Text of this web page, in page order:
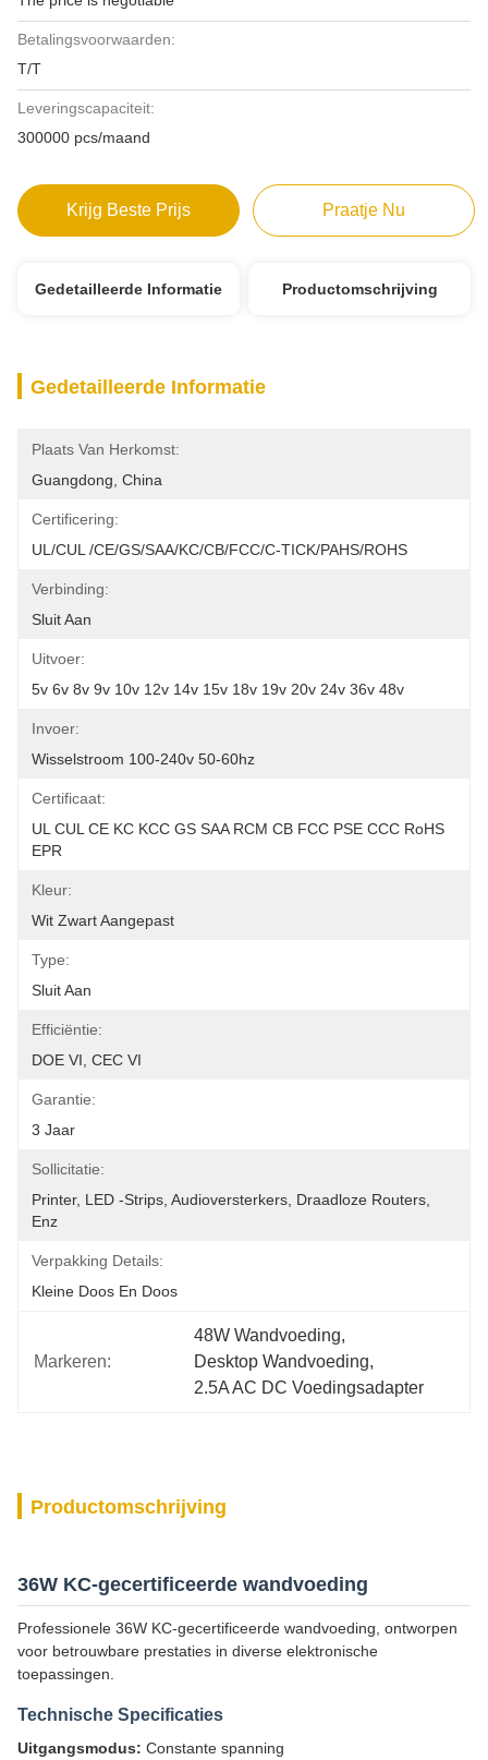
Betalingsvoorwaarden:
T/T
Leveringscapaciteit:
300000 pcs/maand
Krijg Beste Prijs Praatje Nu
Gedetailleerde Informatie Productomschrijving
Gedetailleerde Informatie
Plaats Van Herkomst:
Guangdong, China
Certificering:
UL/cUL /CE/GS/SAA/KC/CB/FCC/C-TICK/PAHS/ROHS
Verbinding:
Sluit Aan
Uitvoer:
5v 6v 8v 9v 10v 12v 14v 15v 18v 19v 20v 24v 36v 48v
Invoer:
Wisselstroom 100-240v 50-60hz
Certificaat:
UL CUL CE KC KCC GS SAA RCM CB FCC PSE CCC RoHS
EPR
Kleur:
Wit Zwart Aangepast
Type:
Sluit Aan
Efficiëntie:
DOE VI, CEC VI
Garantie:
3 Jaar
Sollicitatie:
Printer, LED -strips, Audioversterkers, Draadloze Routers,
Enz
Verpakking Details:
Kleine Doos En Doos
Markeren:
48W Wandvoeding,
Desktop Wandvoeding,
2.5A AC DC Voedingsadapter
Productomschrijving
36W KC-gecertificeerde wandvoeding
Professionele 36W KC-gecertificeerde wandvoeding, ontworpen
voor betrouwbare prestaties in diverse elektronische
toepassingen.
Technische Specificaties
Uitgangsmodus: Constante spanning